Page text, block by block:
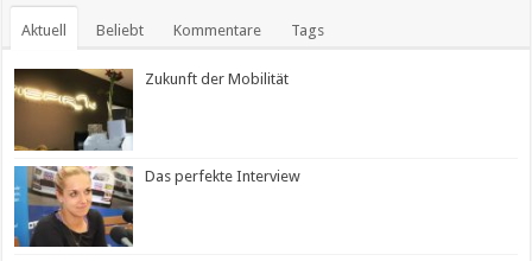
Aktuell Beliebt Kommentare Tags
Zukunft der Mobilität
Das perfekte Interview